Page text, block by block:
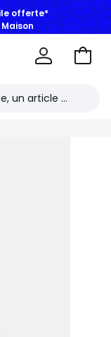
offerte*
Aller